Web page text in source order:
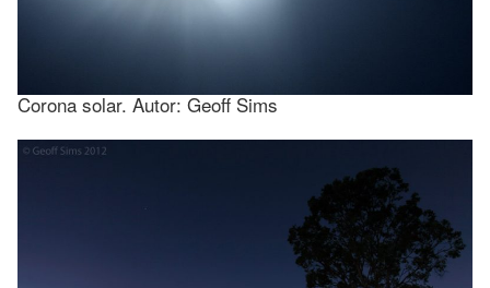
Corona solar. Autor: Geoff Sims